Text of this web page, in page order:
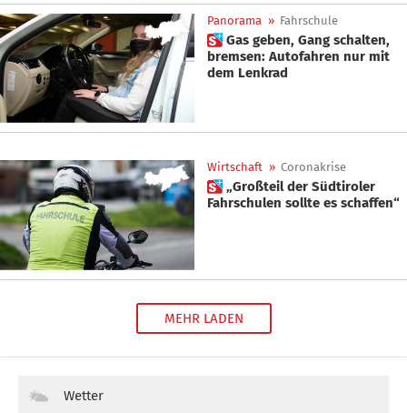
Panorama » Fahrschule
 Gas geben, Gang schalten,
bremsen: Autofahren nur mit
dem Lenkrad
Wirtschaft » Coronakrise
 „Großteil der Südtiroler
Fahrschulen sollte es schaffen“
MEHR LADEN
Wetter